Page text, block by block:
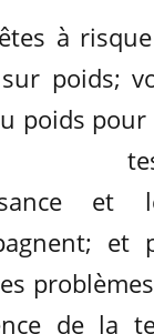
à
poids;
poids
et
et
de la